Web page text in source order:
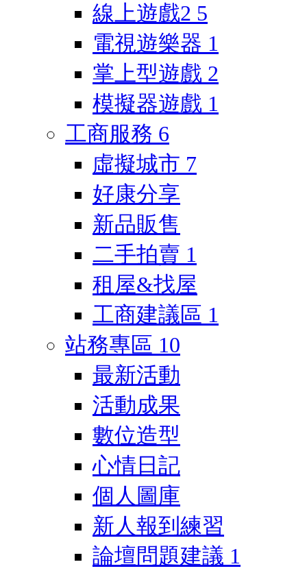
線上遊戲2 5
電視遊樂器 1
掌上型遊戲 2
模擬器遊戲 1
工商服務 6
虛擬城市 7
好康分享
新品販售
二手拍賣 1
租屋&找屋
工商建議區 1
站務專區 10
最新活動
活動成果
數位造型
心情日記
個人圖庫
新人報到練習
論壇問題建議 1